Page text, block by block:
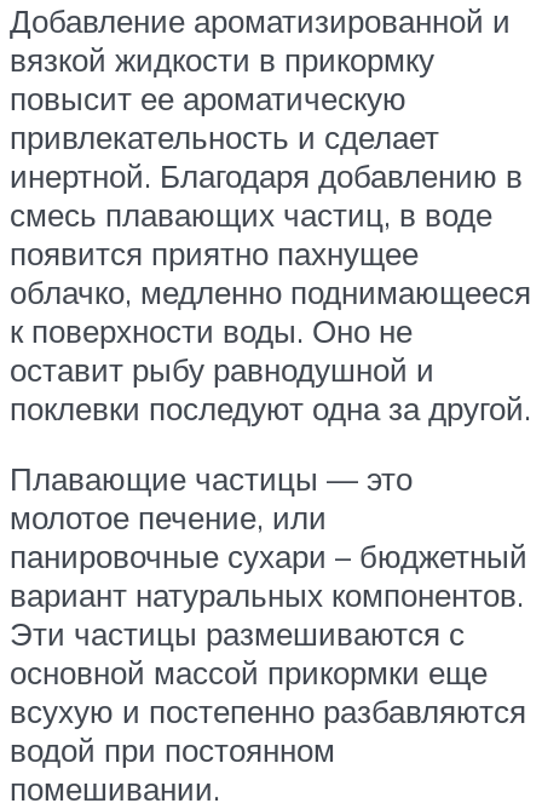
Добавление ароматизированной и
вязкой жидкости в прикормку
повысит ее ароматическую
привлекательность и сделает
инертной. Благодаря добавлению в
смесь плавающих частиц, в воде
появится приятно пахнущее
облачко, медленно поднимающееся
к поверхности воды. Оно не
оставит рыбу равнодушной и
поклевки последуют одна за другой.
Плавающие частицы — это
молотое печение, или
панировочные сухари – бюджетный
вариант натуральных компонентов.
Эти частицы размешиваются с
основной массой прикормки еще
всухую и постепенно разбавляются
водой при постоянном
помешивании.